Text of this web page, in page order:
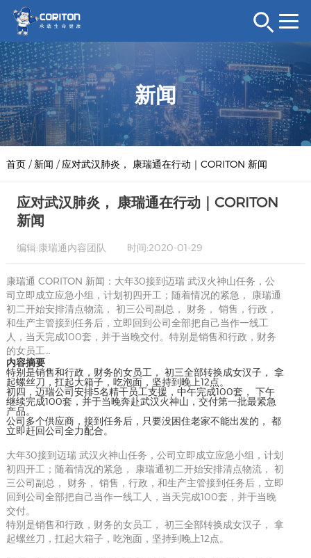
新闻
首页/ 新闻 / 应对武汉肺炎， 康瑞通在行动｜CORITON 新闻
应对武汉肺炎， 康瑞通在行动｜CORITON
新闻
编辑:康瑞通内容团队 时间:2020-01-29
康瑞通 CORITON 新闻：大年30接到迈瑞 武汉火神山任务，公
司立即成立应急小组，计划初四开工；随着情况的紧急， 康瑞通
初二开始安排清点物流， 初三公司副总， 财务， 销售，行政，
和生产主管接到任务后，立即回到公司全部把自己当作一线工
人，当天完成100套，并于当晚交付。特别是销售和行政，财务
的女员工…
内容摘要
特别是销售和行政，财务的女员工， 初三全部转换成女汉子， 拿
起螺丝刀，扛起大箱子，吃泡面，坚持到晚上12点。
初四，迈瑞公司安排5名精干员工支援，中午完成100套， 下午
继续完成100套，并于当晚奔赴武汉火神山，交付第一批最紧急
产品。
公司多个供应商，接到任务后，只要没困住老家不能出发的， 都
立即赶回公司全力配合。
大年30接到迈瑞 武汉火神山任务，公司立即成立应急小组，计划
初四开工；随着情况的紧急， 康瑞通初二开始安排清点物流， 初
三公司副总， 财务， 销售，行政，和生产主管接到任务后，立即
回到公司全部把自己当作一线工人，当天完成100套，并于当晚
交付。
特别是销售和行政，财务的女员工， 初三全部转换成女汉子， 拿
起螺丝刀，扛起大箱子，吃泡面，坚持到晚上12点。